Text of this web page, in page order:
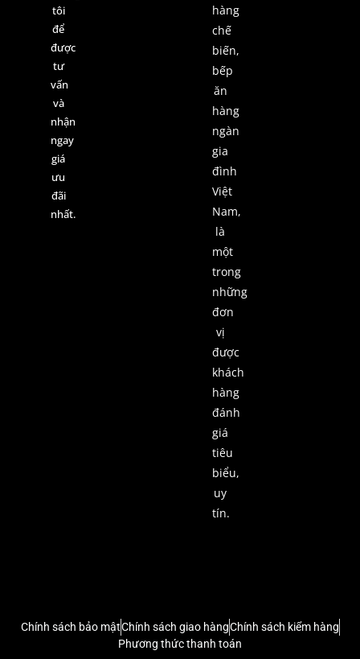
tôi
để
được
tư
vấn
và
nhận
ngay
giá
ưu
đãi
nhất.
hàng
chế
biến,
bếp
ăn
hàng
ngàn
gia
đình
Việt
Nam,
là
một
trong
những
đơn
vị
được
khách
hàng
đánh
giá
tiêu
biểu,
uy
tín.
Chính sách bảo mậtChính sách giao hàngChính sách kiểm hàng
Phương thức thanh toán